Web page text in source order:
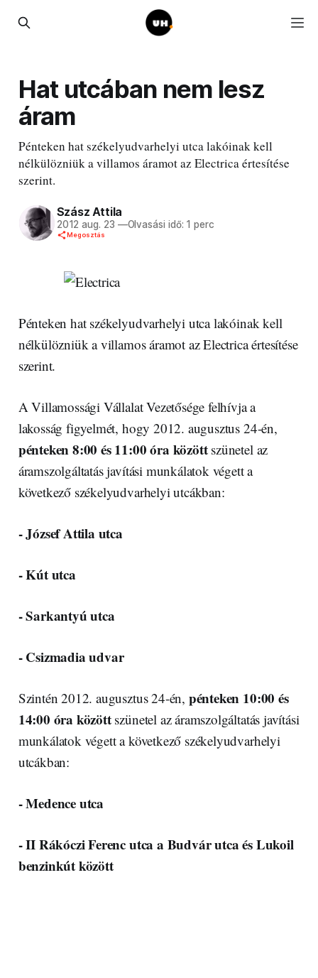
Hat utcában nem lesz
áram
Pénteken hat székelyudvarhelyi utca lakóinak kell
nélkülözniük a villamos áramot az Electrica értesítése
szerint.
Szász Attila
2012 aug. 23 —Olvasási idő: 1 perc
Megosztás
Pénteken hat székelyudvarhelyi utca lakóinak kell
nélkülözniük a villamos áramot az Electrica értesítése
szerint.
A Villamossági Vállalat Vezetősége felhívja a
lakosság figyelmét, hogy 2012. augusztus 24-én,
pénteken 8:00 és 11:00 óra közöttszünetel az
áramszolgáltatás javítási munkálatok végett a
következő székelyudvarhelyi utcákban:
- József Attila utca
- Kút utca
- Sarkantyú utca
- Csizmadia udvar
Szintén 2012. augusztus 24-én, pénteken 10:00 és
14:00 óra közöttszünetel az áramszolgáltatás javítási
munkálatok végett a következő székelyudvarhelyi
utcákban:
- Medence utca
- II Rákóczi Ferenc utca a Budvár utca és Lukoil
benzinkút között